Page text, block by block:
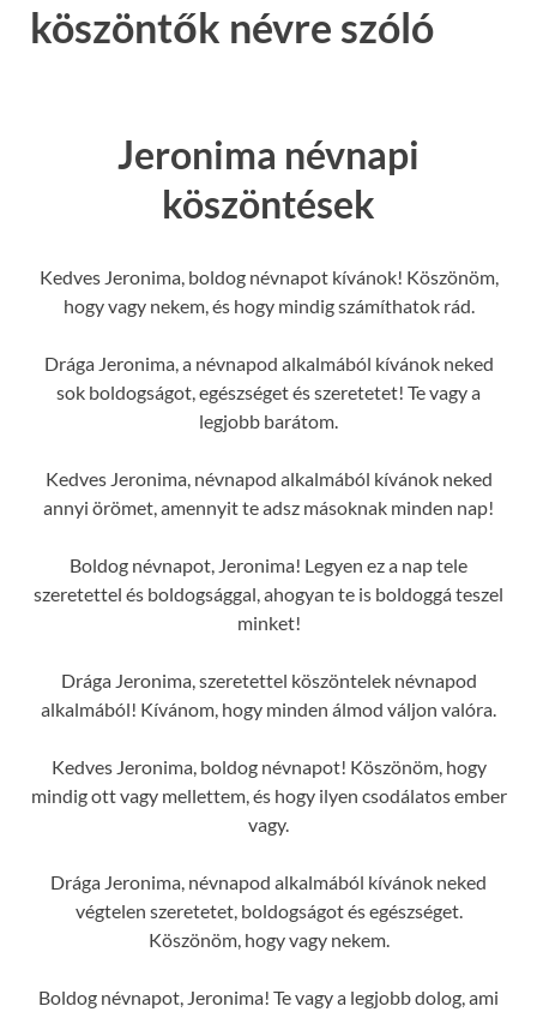
köszöntők névre szóló
Jeronima névnapi
köszöntések
Kedves Jeronima, boldog névnapot kívánok! Köszönöm,
hogy vagy nekem, és hogy mindig számíthatok rád.
Drága Jeronima, a névnapod alkalmából kívánok neked
sok boldogságot, egészséget és szeretetet! Te vagy a
legjobb barátom.
Kedves Jeronima, névnapod alkalmából kívánok neked
annyi örömet, amennyit te adsz másoknak minden nap!
Boldog névnapot, Jeronima! Legyen ez a nap tele
szeretettel és boldogsággal, ahogyan te is boldoggá teszel
minket!
Drága Jeronima, szeretettel köszöntelek névnapod
alkalmából! Kívánom, hogy minden álmod váljon valóra.
Kedves Jeronima, boldog névnapot! Köszönöm, hogy
mindig ott vagy mellettem, és hogy ilyen csodálatos ember
vagy.
Drága Jeronima, névnapod alkalmából kívánok neked
végtelen szeretetet, boldogságot és egészséget.
Köszönöm, hogy vagy nekem.
Boldog névnapot, Jeronima! Te vagy a legjobb dolog, ami